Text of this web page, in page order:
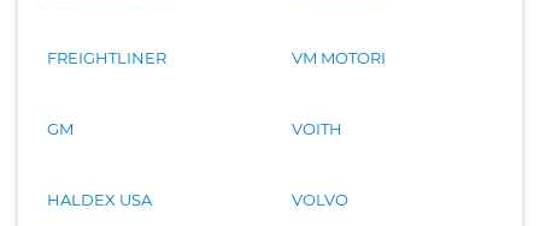
FREIGHTLINER
GM
HALDEX USA
VM MOTORI
VOITH
VOLVO